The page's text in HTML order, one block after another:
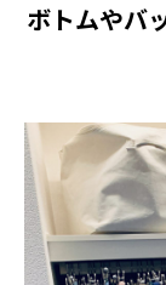
ボトムやバ